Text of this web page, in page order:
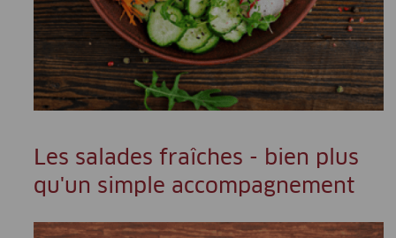
Les salades fraîches - bien plus
qu'un simple accompagnement